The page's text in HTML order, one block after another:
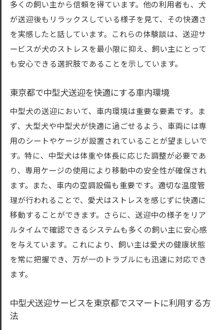
多くの飼い主から信頼を得ています。他の利用者も、犬
が送迎後もリラックスしている様子を見て、その快適さ
を実感したと話しています。これらの体験談は、送迎サ
ービスが犬のストレスを最小限に抑え、飼い主にとって
も安心できる選択肢であることを示しています。
東京都で中型犬送迎を快適にする車内環境
中型犬の送迎において、車内環境は重要な要素です。ま
ず、大型犬や中型犬が快適に過ごせるよう、車両には専
用のシートやケージが設置されていることが望ましいで
す。特に、中型犬は体重や体長に応じた調整が必要であ
り、専用ケージの使用により移動中の安全性が確保され
ます。また、車内の空調設備も重要です。適切な温度管
理が行われることで、愛犬はストレスを感じずに快適に
移動することができます。さらに、送迎中の様子をリア
ルタイムで確認できるシステムも多くの飼い主に安心感
を与えています。これにより、飼い主は愛犬の健康状態
を常に把握でき、万が一のトラブルにも迅速に対応でき
ます。
中型犬送迎サービスを東京都でスマートに利用する方
法